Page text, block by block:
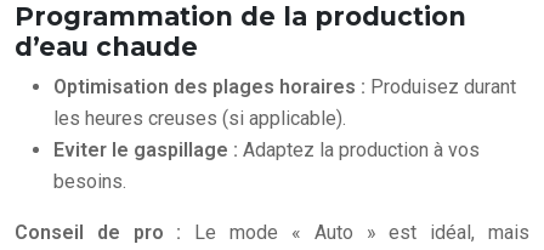
Programmation de la production
d’eau chaude
Optimisation des plages horaires : Produisez durant
les heures creuses (si applicable).
Eviter le gaspillage : Adaptez la production à vos
besoins.
Conseil de pro : Le mode « Auto » est idéal, mais